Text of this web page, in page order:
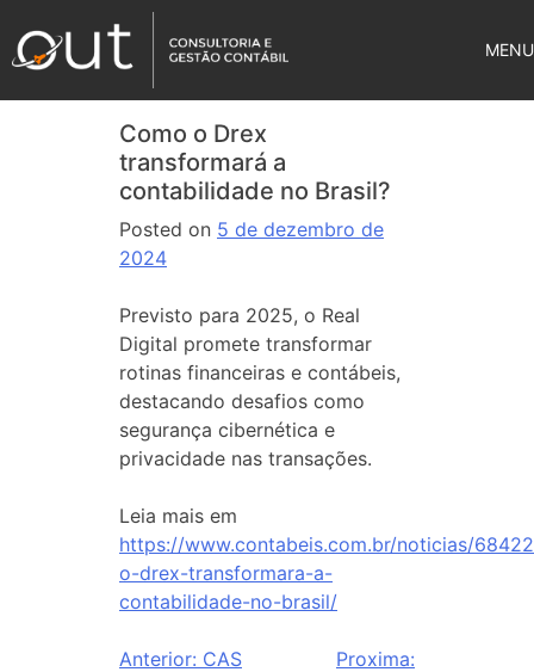
MENU
Como o Drex
transformará a
contabilidade no Brasil?
Posted on 5 de dezembro de
2024
Previsto para 2025, o Real
Digital promete transformar
rotinas financeiras e contábeis,
destacando desafios como
segurança cibernética e
privacidade nas transações.
Leia mais em
https://www.contabeis.com.br/noticias/
o-drex-transformara-a-
contabilidade-no-brasil/
Anterior: CAS
Proxima: